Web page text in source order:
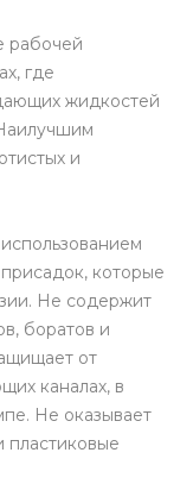
рабочей
где
жидкостей
и
которые
Не содержит
боратов и
от
каналах, в
Не оказывает
пластиковые